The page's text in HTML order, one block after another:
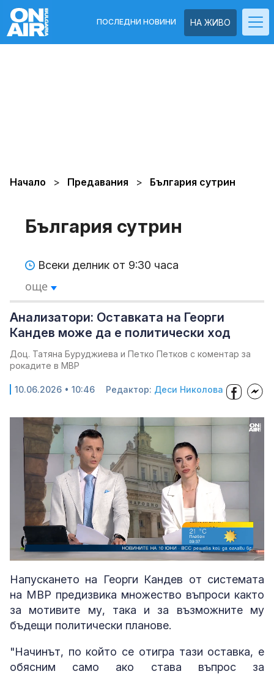
НА ЖИВО
ПОСЛЕДНИ НОВИНИ
Начало Предавания България сутрин
България сутрин
Всеки делник от 9:30 часа
още
Анализатори: Оставката на Георги
Кандев може да е политически ход
Доц. Татяна Буруджиева и Петко Петков с коментар за
рокадите в МВР
10.06.2026 • 10:46 Редактор: Деси Николова
Unmute Loaded:
3.74%
Напускането на Георги Кандев от системата
на МВР предизвика множество въпроси както
за мотивите му, така и за възможните му
бъдещи политически планове.
"Начинът, по който се отигра тази оставка, е
обясним само ако става въпрос за